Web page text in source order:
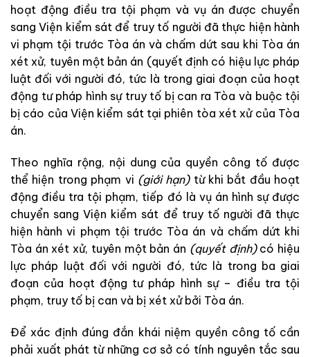
hoạt động điều tra tội phạm và vụ án được chuyển
sangViện kiểm sát để truy tố người đã thực hiện hành
vi phạm tội trước Tòa án và chấm dứt sau khi Tòa án
xétxử, tuyên một bản án (quyết định có hiệu lực pháp
luật đối với người đó, tức là trong giai đoạn của hoạt
động tư pháp hình sự truy tố bị can ra Tòavà buộc tội
bị cáo củaViện kiểm sát tại phiên tòaxétxử của Tòa
án.
Theo nghĩa rộng, nội dung của quyền công tố được
thể hiện trong phạm vi (giới hạn) từ khi bắt đầu hoạt
động điều tra tội phạm, tiếp đó là vụ án hình sự được
chuyển sangViện kiểm sát để truy tố người đã thực
hiện hànhvi phạm tội trước Tòa án và chấm dứt khi
Tòa ánxétxử, tuyên một bản án (quyết định) có hiệu
lực pháp luật đốivới người đó, tức là trong ba giai
đoạn của hoạt động tư pháp hình sự – điều tra tội
phạm, truy tố bị can và bị xét xử bởi Tòa án.
Đểxác định đúng đắn khái niệm quyền công tố cần
phải xuất phát từ những cơ sở có tính nguyên tắc sau